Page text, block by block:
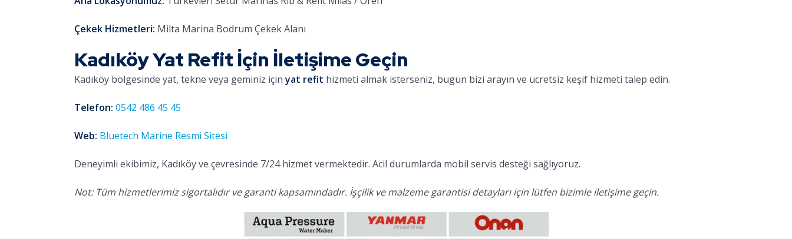
Çekek Hizmetleri: Milta Marina Bodrum Çekek Alanı
Kadıköy Yat Refit İçin İletişime Geçin
Kadıköy bölgesinde yat, tekne veya geminiz içinyat refit hizmeti almak isterseniz, bugün bizi arayın ve ücretsiz keşif hizmeti talep edin.
Telefon: 0542 486 45 45
Web: Bluetech Marine Resmi Sitesi
Deneyimli ekibimiz, Kadıköy ve çevresinde 7/24 hizmet vermektedir. Acil durumlarda mobil servis desteği sağlıyoruz.
Not: Tüm hizmetlerimiz sigortalıdır ve garanti kapsamındadır. İşçilik ve malzeme garantisi detayları için lütfen bizimle iletişime geçin.